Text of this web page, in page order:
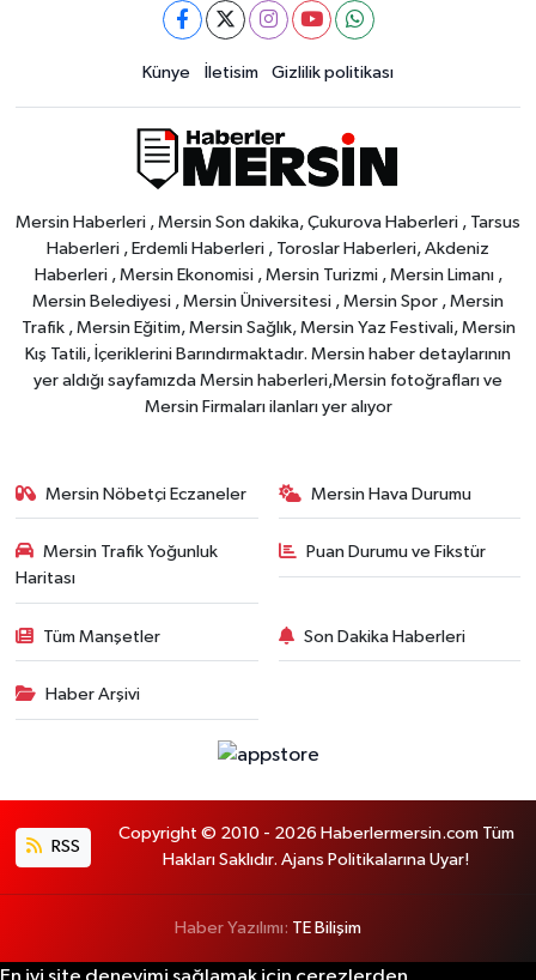
Künye İletisim Gizlilik politikası
Mersin Haberleri , Mersin Son dakika, Çukurova Haberleri , Tarsus
Haberleri , Erdemli Haberleri , Toroslar Haberleri, Akdeniz
Haberleri , Mersin Ekonomisi , Mersin Turizmi , Mersin Limanı ,
Mersin Belediyesi , Mersin Üniversitesi , Mersin Spor , Mersin
Trafik , Mersin Eğitim, Mersin Sağlık, Mersin Yaz Festivali, Mersin
Kış Tatili, İçeriklerini Barındırmaktadır. Mersin haber detaylarının
yer aldığı sayfamızda Mersin haberleri,Mersin fotoğrafları ve
Mersin Firmaları ilanları yer alıyor
Mersin Nöbetçi Eczaneler Mersin Hava Durumu
Mersin Trafik Yoğunluk
Haritası
Puan Durumu ve Fikstür
Tüm Manşetler Son Dakika Haberleri
Haber Arşivi
RSS
Copyright © 2010 - 2026 Haberlermersin.com Tüm
Hakları Saklıdır. Ajans Politikalarına Uyar!
Haber Yazılımı: TE Bilişim